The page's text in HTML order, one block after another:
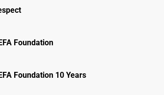
Foundation
Foundation 10 Years